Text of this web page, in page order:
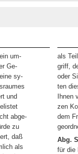
um-
Ge-
sy-
und
abge-
zu
daß
als
als
griff,
oder
ten
Ihnen
zen
dem
Abg.
für die